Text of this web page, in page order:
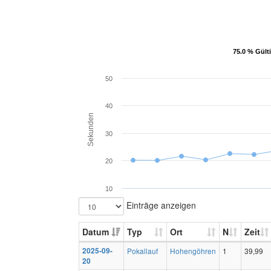
75.0 %
75.0 %
Sekunden
10
20
30
40
50
Einträge anzeigen
Datum Typ Ort N Zeit
2025-09-
20
Pokallauf Hohengöhren 1 39,99